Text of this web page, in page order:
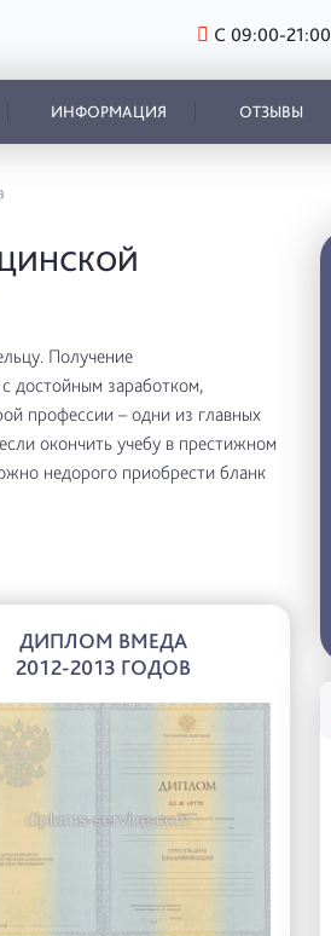
С 09:00-21:00
ИНФОРМАЦИЯ ОТЗЫВЫ
Получение
достойным заработком,
профессии – одни из главных
окончить учебу в престижном
недорого приобрести бланк
ДИПЛОМ ВМЕДА
2012-2013 ГОДОВ